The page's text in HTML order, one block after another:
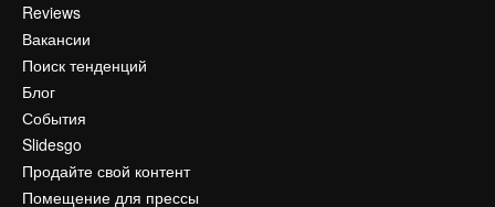
Reviews
Вакансии
Поиск тенденций
Блог
События
Slidesgo
Продайте свой контент
Помещение для прессы